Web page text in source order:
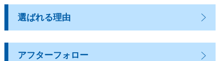
選ばれる理由
アフターフォロー